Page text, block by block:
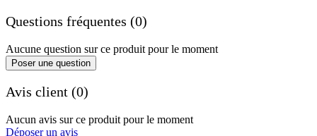
Questions fréquentes (0)
Aucune question sur ce produit pour le moment
Poser une question
Avis client (0)
Aucun avis sur ce produit pour le moment
Déposer un avis